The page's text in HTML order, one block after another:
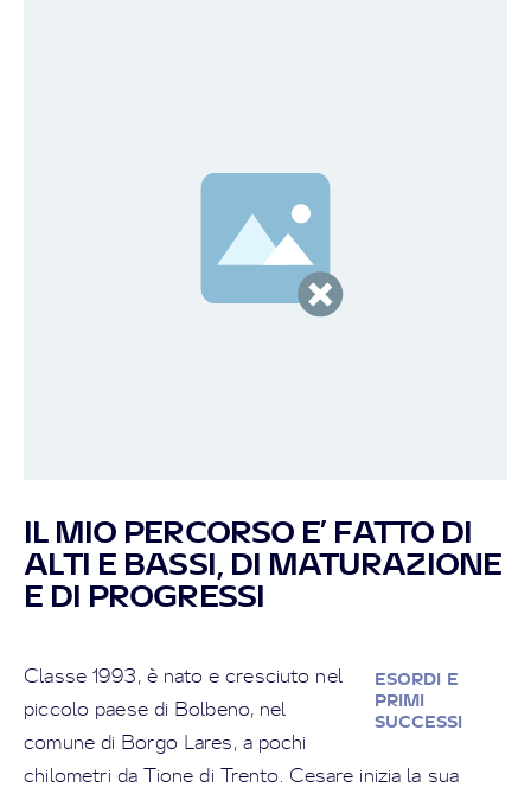
IL MIO PERCORSO E’ FATTO DI
ALTI E BASSI, DI MATURAZIONE
E DI PROGRESSI
ESORDI E
PRIMI
SUCCESSI
Classe 1993, è nato e cresciuto nel
piccolo paese di Bolbeno, nel
comune di Borgo Lares, a pochi
chilometri da Tione di Trento. Cesare inizia la sua